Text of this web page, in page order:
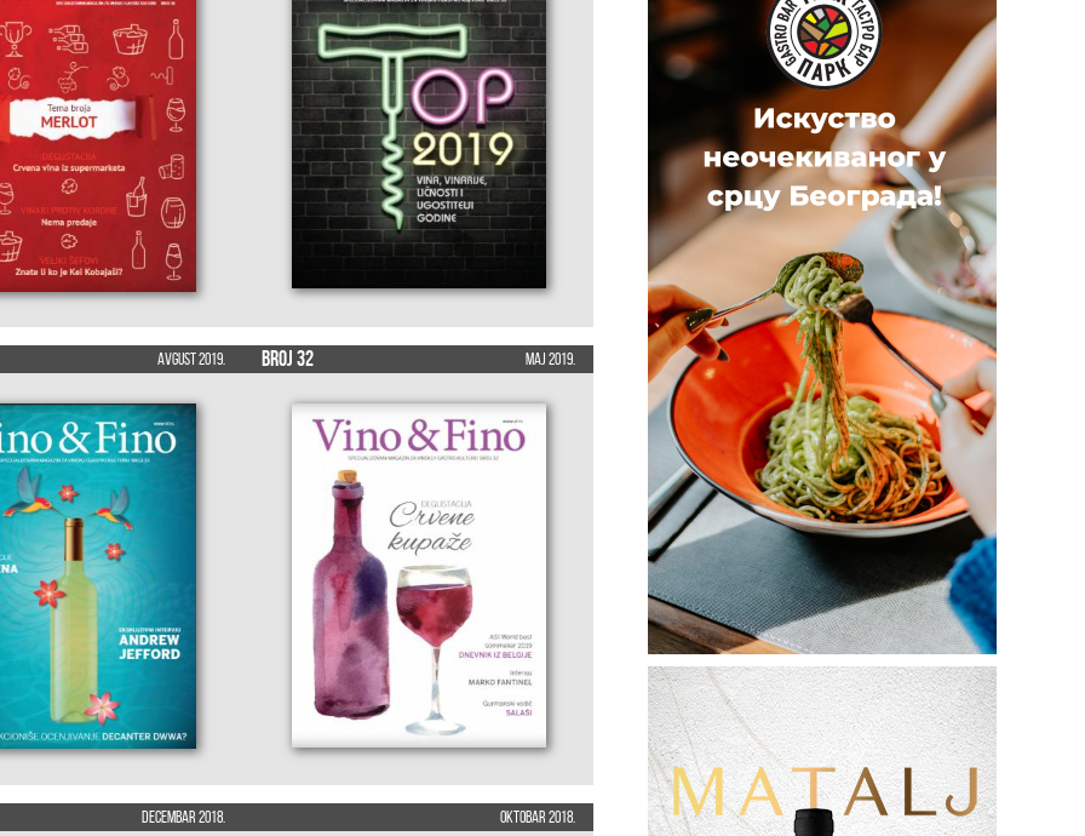
Avgust 2019. Broj 32 Maj 2019.
Decembar 2018. Oktobar 2018.